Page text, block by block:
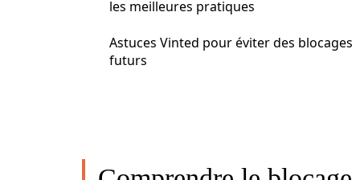
les meilleures pratiques
Astuces Vinted pour éviter des blocages
futurs